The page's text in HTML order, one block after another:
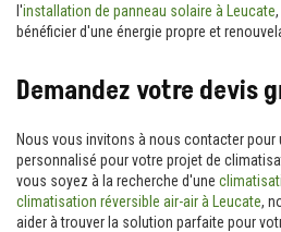
l'installation de panneau solaire à Leucate
bénéficier d'une énergie propre et
Demandez votre devis
Nous vous invitons à nous contacter pour
personnalisé pour votre projet de
vous soyez à la recherche d'une
climatisation réversible air-air à Leucate,
aider à trouver la solution parfaite pour